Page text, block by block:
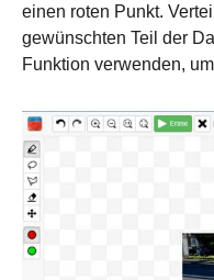
einen roten Punkt.
gewünschten Teil der
Funktion verwenden,